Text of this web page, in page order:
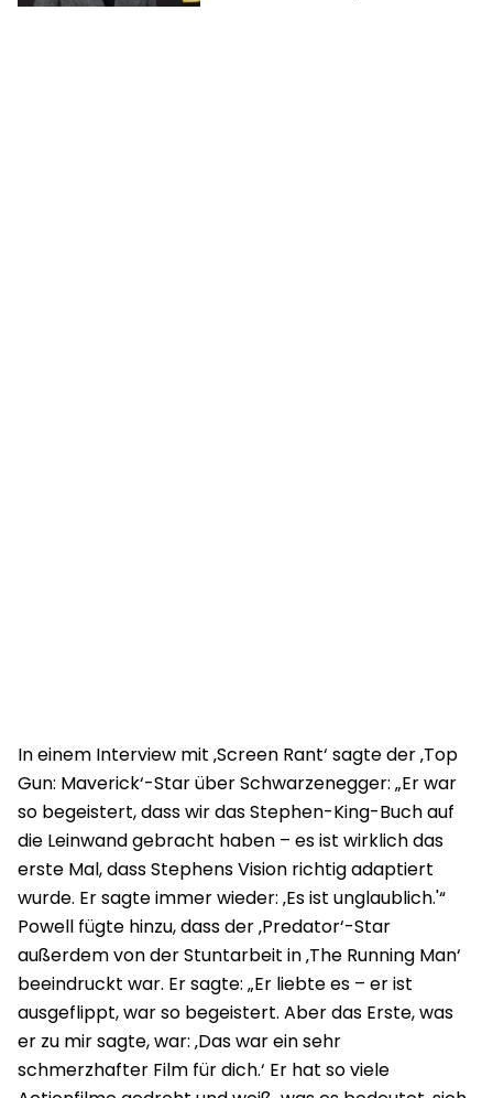
In einem Interview mit ‚Screen Rant‘ sagte der ‚Top
Gun: Maverick‘-Star über Schwarzenegger: „Er war
so begeistert, dass wir das Stephen-King-Buch auf
die Leinwand gebracht haben – es ist wirklich das
erste Mal, dass Stephens Vision richtig adaptiert
wurde. Er sagte immer wieder: ‚Es ist unglaublich.'“
Powell fügte hinzu, dass der ‚Predator‘-Star
außerdem von der Stuntarbeit in ‚The Running Man‘
beeindruckt war. Er sagte: „Er liebte es – er ist
ausgeflippt, war so begeistert. Aber das Erste, was
er zu mir sagte, war: ‚Das war ein sehr
schmerzhafter Film für dich.‘ Er hat so viele